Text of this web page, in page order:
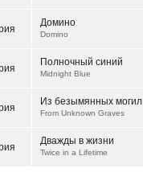
Домино
Domino
Полночный синий
Midnight Blue
Из безымянных могил
From Unknown Graves
Дважды в жизни
Twice in a Lifetime